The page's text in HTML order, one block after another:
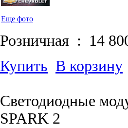
Еще фото
Розничная : 14
Купить В корзину
Светодиодные
SPARK 2